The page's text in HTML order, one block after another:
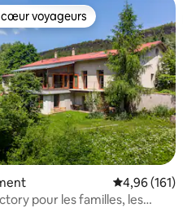
base de 120 commentaires :
cœur voyageurs
voyageurs
Évaluation
4,96 (161)
pour les familles, les